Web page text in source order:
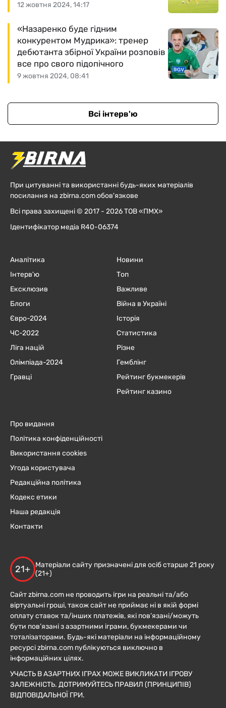
12 жовтня 2024, 14:17
9 жовтня 2024, 08:41
«Назаренко буде гідним
конкурентом Мудрика»: тренер
дебютанта збірної України розповів
все про свого підопічного
Всі інтерв'ю
При цитуванні та використанні будь-яких матеріалів
посилання на zbirna.com обов'язкове
Всі права захищені © 2017 - 2026 ТОВ «ПМХ»
Ідентифікатор медіа R40-06374
Аналітика
Інтерв'ю
Ексклюзив
Блоги
Євро-2024
ЧC-2022
Ліга націй
Олімпіада-2024
Гравці
Новини
Топ
Важливе
Війна в Україні
Історія
Статистика
Різне
Гемблінг
Рейтинг букмекерів
Рейтинг казино
Про видання
Політика конфіденційності
Використання cookies
Угода користувача
Редакційна політика
Кодекс етики
Наша редакція
Контакти
21+
Матеріали сайту призначені для осіб старше 21 року
(21+)
Сайт zbirna.com не проводить ігри на реальні та/або
віртуальні гроші, також сайт не приймає ні в якій формі
оплату ставок та/інших платежів, які пов’язані/можуть
бути пов’язані з азартними іграми, букмекерами чи
тоталізаторами. Будь-які матеріали на інформаційному
ресурсі zbirna.com публікуються виключно в
інформаційних цілях.
УЧАСТЬ В АЗАРТНИХ ІГРАХ МОЖЕ ВИКЛИКАТИ ІГРОВУ
ЗАЛЕЖНІСТЬ. ДОТРИМУЙТЕСЬ ПРАВИЛ (ПРИНЦИПІВ)
ВІДПОВІДАЛЬНОЇ ГРИ.